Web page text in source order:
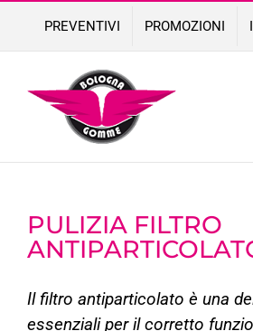
content
PREVENTIVI PROMOZIONI
PULIZIA FILTRO
Il filtro antiparticolato è una
essenziali per il corretto